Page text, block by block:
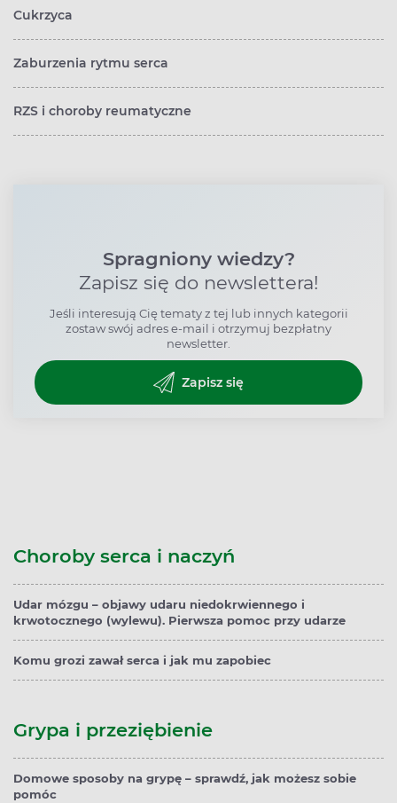
Cukrzyca
Zaburzenia rytmu serca
RZS i choroby reumatyczne
Spragniony wiedzy?
Zapisz się do newslettera!
Jeśli interesują Cię tematy z tej lub innych kategorii
zostaw swój adres e-mail i otrzymuj bezpłatny
newsletter.
Zapisz się
Choroby serca i naczyń
Udar mózgu – objawy udaru niedokrwiennego i
krwotocznego (wylewu). Pierwsza pomoc przy udarze
Komu grozi zawał serca i jak mu zapobiec
Grypa i przeziębienie
Domowe sposoby na grypę – sprawdź, jak możesz sobie
pomóc